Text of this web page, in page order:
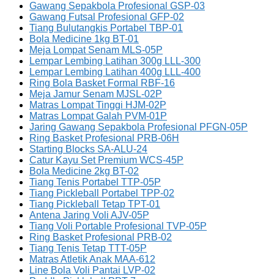
Gawang Sepakbola Profesional GSP-03
Gawang Futsal Profesional GFP-02
Tiang Bulutangkis Portabel TBP-01
Bola Medicine 1kg BT-01
Meja Lompat Senam MLS-05P
Lempar Lembing Latihan 300g LLL-300
Lempar Lembing Latihan 400g LLL-400
Ring Bola Basket Formal RBF-16
Meja Jamur Senam MJSL-02P
Matras Lompat Tinggi HJM-02P
Matras Lompat Galah PVM-01P
Jaring Gawang Sepakbola Profesional PFGN-05P
Ring Basket Profesional PRB-06H
Starting Blocks SA-ALU-24
Catur Kayu Set Premium WCS-45P
Bola Medicine 2kg BT-02
Tiang Tenis Portabel TTP-05P
Tiang Pickleball Portabel TPP-02
Tiang Pickleball Tetap TPT-01
Antena Jaring Voli AJV-05P
Tiang Voli Portable Profesional TVP-05P
Ring Basket Profesional PRB-02
Tiang Tenis Tetap TTT-05P
Matras Atletik Anak MAA-612
Line Bola Voli Pantai LVP-02